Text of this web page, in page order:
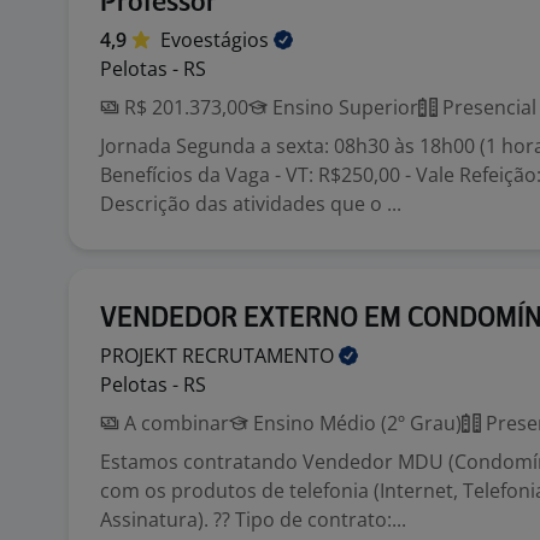
4,9
Evoestágios
Pelotas - RS
R$ 201.373,00
Ensino Superior
Presencial
Jornada Segunda a sexta: 08h30 às 18h00 (1
Benefícios da Vaga - VT: R$250,00 - Vale
Descrição das atividades que o ...
VENDEDOR EXTERNO EM
PROJEKT RECRUTAMENTO
Pelotas - RS
A combinar
Ensino Médio (2º Grau)
Estamos contratando Vendedor MDU
com os produtos de telefonia (Internet,
Assinatura). ?? Tipo de contrato:...